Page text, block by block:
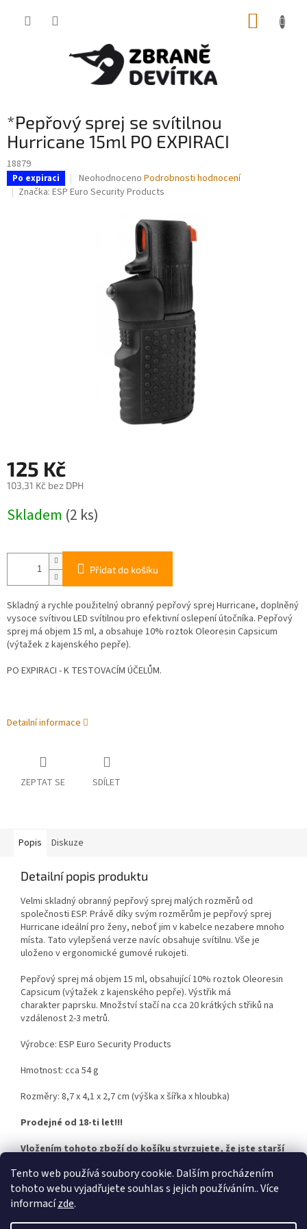
Tento web používá soubory cookie. Dalším procházením
tohoto webu vyjadřujete souhlas s jejich používáním.. Více
informacízde.
*Pepřový sprej se svítilnou
Hurricane 15ml PO EXPIRACI
18879
Po expiraci
Průměrné
hodnocení
Neohodnoceno Podrobnosti hodnocení
Značka: ESP Euro Security Products
125 Kč
103,31 Kč bez DPH
cena:
Skladem (2 ks)
Přidat do košíku
Skladný a rychle použitelný obranný pepřový sprej Hurricane, doplněný
vysoce svítivou LED svítilnou pro efektivní oslepení útočníka. Pepřový
sprej má objem 15 ml, a obsahuje 10% roztok Oleoresin Capsicum
(výtažek z kajenského pepře).
PO EXPIRACI - K TESTOVACÍM ÚČELŮM.
Detailní informace
ZEPTAT SE SDÍLET
Popis Diskuze
Detailní popis produktu
Velmi skladný obranný pepřový sprej malých rozměrů od
společnosti ESP. Právě díky svým rozměrům je pepřový sprej
Hurricane ideální pro ženy, neboť jim v kabelce nezabere mnoho
místa. Tato vylepšená verze navíc obsahuje svítilnu. Vše je
uloženo v ergonomické gumové rukojeti.
Pepřový sprej má objem 15 ml, obsahující 10% roztok Oleoresin
Capsicum (výtažek z kajenského pepře). Výstřik má
charakter paprsku. Množství stačí na cca 20 krátkých střiků na
vzdálenost 2-3 metrů.
Výrobce: ESP Euro Security Products
Hmotnost: cca 54 g
Rozměry: 8,7 x 4,1 x 2,7 cm (výška x šířka x hloubka)
Prodejné od 18-ti let!!!
Vložením tohoto zboží do košíku stvrzujete, že jste starší